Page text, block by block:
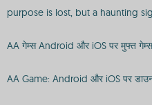
purpose is lost, but a haunting
AA गेम्स Android और iOS पर मुफ्त
AA Game: Android और iOS पर